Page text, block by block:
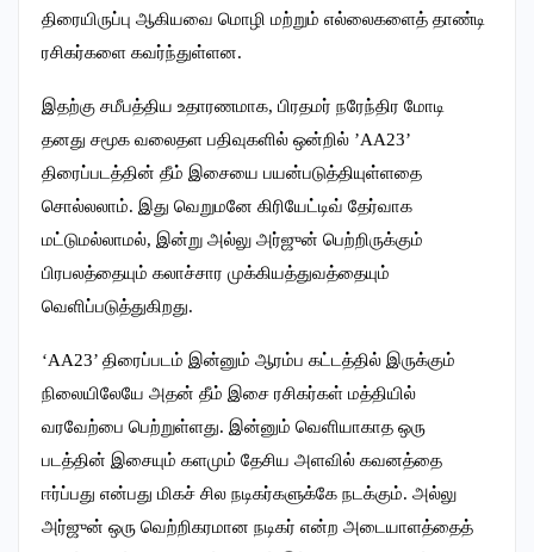
திரையிருப்பு ஆகியவை மொழி மற்றும் எல்லைகளைத் தாண்டி
ரசிகர்களை கவர்ந்துள்ளன.
இதற்கு சமீபத்திய உதாரணமாக, பிரதமர் நரேந்திர மோடி
தனது சமூக வலைதள பதிவுகளில் ஒன்றில் ’AA23’
திரைப்படத்தின் தீம் இசையை பயன்படுத்தியுள்ளதை
சொல்லலாம். இது வெறுமனே கிரியேட்டிவ் தேர்வாக
மட்டுமல்லாமல், இன்று அல்லு அர்ஜுன் பெற்றிருக்கும்
பிரபலத்தையும் கலாச்சார முக்கியத்துவத்தையும்
வெளிப்படுத்துகிறது.
‘AA23’ திரைப்படம் இன்னும் ஆரம்ப கட்டத்தில் இருக்கும்
நிலையிலேயே அதன் தீம் இசை ரசிகர்கள் மத்தியில்
வரவேற்பை பெற்றுள்ளது. இன்னும் வெளியாகாத ஒரு
படத்தின் இசையும் களமும் தேசிய அளவில் கவனத்தை
ஈர்ப்பது என்பது மிகச் சில நடிகர்களுக்கே நடக்கும். அல்லு
அர்ஜுன் ஒரு வெற்றிகரமான நடிகர் என்ற அடையாளத்தைத்